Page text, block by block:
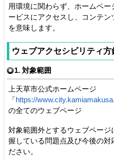
用環境に関わらず、ホームペ
ービスにアクセスし、コンテン
を意味します。
ウェブアクセシビリティ方
1. 対象範囲
上天草市公式ホームページ
「https://
の全てのウェブページ
対象範囲外とするウェブペー
握している問題点及び今後の対
ださい。